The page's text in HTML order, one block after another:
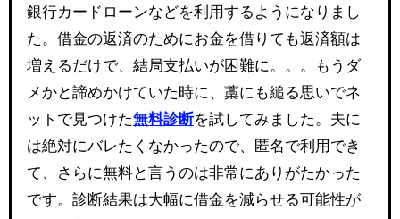
銀行カードローンなどを利用するようになりまし
た。借金の返済のためにお金を借りても返済額は
増えるだけで、結局支払いが困難に。。。もうダ
メかと諦めかけていた時に、藁にも縋る思いでネ
ットで見つけた無料診断を試してみました。夫に
は絶対にバレたくなかったので、匿名で利用でき
て、さらに無料と言うのは非常にありがたかった
です。診断結果は大幅に借金を減らせる可能性が